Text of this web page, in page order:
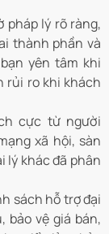
pháp lý rõ ràng,
thành phần và
yên tâm khi
rủi ro khi khách
cực từ người
xã hội, sàn
lý khác đã phân
sách hỗ trợ đại
bảo vệ giá bán,